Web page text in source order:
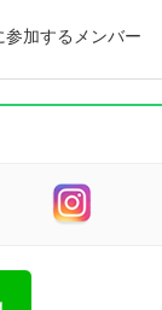
加するメンバー